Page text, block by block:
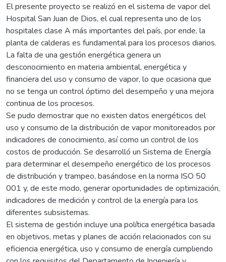
El presente proyecto se realizó en el sistema de vapor del
Hospital San Juan de Dios, el cual representa uno de los
hospitales clase A más importantes del país, por ende, la
planta de calderas es fundamental para los procesos diarios.
La falta de una gestión energética genera un
desconocimiento en materia ambiental, energética y
financiera del uso y consumo de vapor, lo que ocasiona que
no se tenga un control óptimo del desempeño y una mejora
continua de los procesos.
Se pudo demostrar que no existen datos energéticos del
uso y consumo de la distribución de vapor monitoreados por
indicadores de conocimiento, así como un control de los
costos de producción. Se desarrolló un Sistema de Energía
para determinar el desempeño energético de los procesos
de distribución y trampeo, basándose en la norma ISO 50
001 y, de este modo, generar oportunidades de optimización,
indicadores de medición y control de la energía para los
diferentes subsistemas.
El sistema de gestión incluye una política energética basada
en objetivos, metas y planes de acción relacionados con su
eficiencia energética, uso y consumo de energía cumpliendo